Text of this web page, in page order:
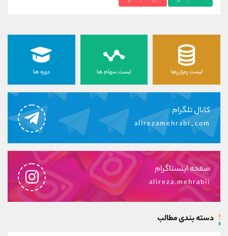
لیست رمزارزها لیست سهام ها دوره ها
کانال تلگرام
alirezamehrabi_com
صفحه اینستاگرام
alireza.mehrabii
دسته بندی مطالب